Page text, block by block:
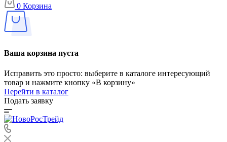
0 Корзина
Ваша корзина пуста
Исправить это просто: выберите в каталоге интересующий
товар и нажмите кнопку «В корзину»
Перейти в каталог
Подать заявку